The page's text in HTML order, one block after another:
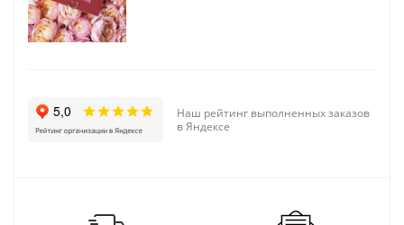
Наш рейтинг выполненных заказов
в Яндексе